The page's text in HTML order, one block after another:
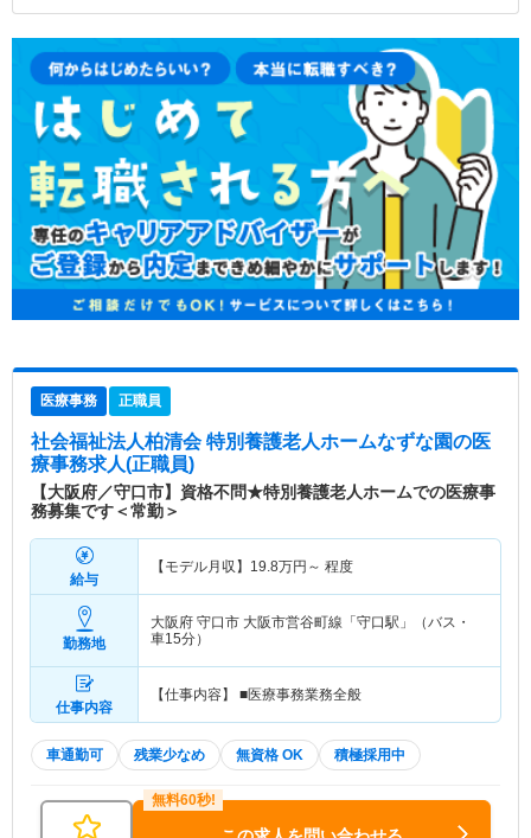
医療事務 正職員
社会福祉法人柏清会 特別養護老人ホームなずな園の医
療事務求人(正職員)
【大阪府／守口市】資格不問★特別養護老人ホームでの医療事
務募集です＜常勤＞
給与
【モデル月収】 19.8万円～ 程度
勤務地
大阪府 守口市 大阪市営谷町線「守口駅」（バス・
車15分）
仕事内容
【仕事内容】 ■医療事務業務全般
車通勤可 残業少なめ 無資格 OK 積極採用中